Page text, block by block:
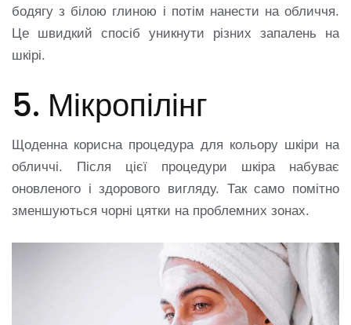
бодягу з білою глиною і потім нанести на обличчя.
Це швидкий спосіб уникнути різних запалень на
шкірі.
5. Мікропілінг
Щоденна корисна процедура для кольору шкіри на
обличчі. Після цієї процедури шкіра набуває
оновленого і здорового вигляду. Так само помітно
зменшуються чорні цятки на проблемних зонах.